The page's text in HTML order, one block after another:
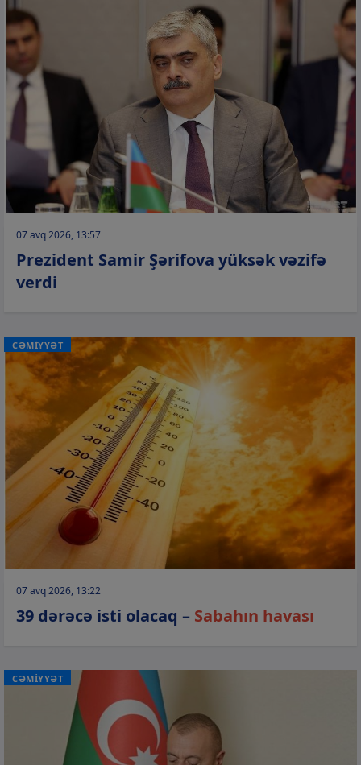
07 avq 2026, 13:57
Prezident Samir Şərifova yüksək vəzifə
verdi
CƏMİYYƏT
07 avq 2026, 13:22
39 dərəcə isti olacaq – Sabahın havası
CƏMİYYƏT